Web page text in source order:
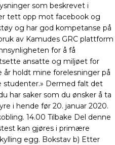
som beskrevet i
tett opp mot facebook og
og har god kompetanse på
av Kamudes GRC plattform
for å få
ansatte og miljøet for
år holdt mine forelesninger på
studenter.» Dermed falt det
har saker som du ønsker å ta
i hende før 20. januar 2020.
14.00 Tilbake Del denne
kan gjøres i primære
egg. Bokstav b) Etter